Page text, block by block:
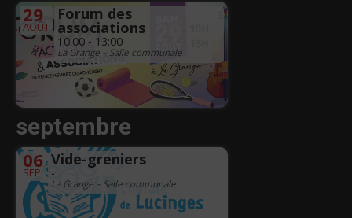
29
AOÛT
Forum des
associations
10:00 - 13:00
La Grange – Salle communale
septembre
06
SEP
Vide-greniers
-
La Grange – Salle communale